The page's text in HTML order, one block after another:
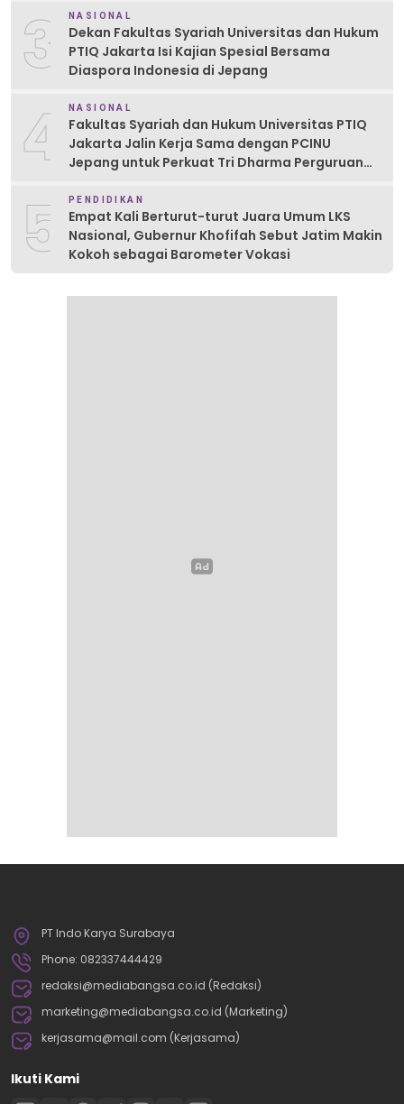
3 NASIONAL
Dekan Fakultas Syariah Universitas dan Hukum
PTIQ Jakarta Isi Kajian Spesial Bersama
Diaspora Indonesia di Jepang
4 NASIONAL
Fakultas Syariah dan Hukum Universitas PTIQ
Jakarta Jalin Kerja Sama dengan PCINU
Jepang untuk Perkuat Tri Dharma Perguruan
5 PENDIDIKAN
Empat Kali Berturut-turut Juara Umum LKS
Nasional, Gubernur Khofifah Sebut Jatim Makin
Kokoh sebagai Barometer Vokasi
PT Indo Karya Surabaya
Phone: 082337444429
redaksi@mediabangsa.co.id (Redaksi)
marketing@mediabangsa.co.id (Marketing)
kerjasama@mail.com (Kerjasama)
Ikuti Kami